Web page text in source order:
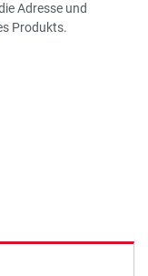
Adresse und
Produkts.